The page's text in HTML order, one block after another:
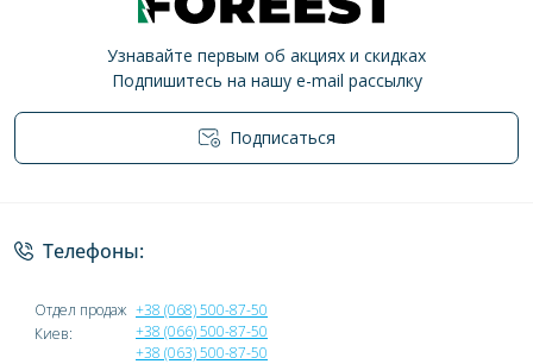
Узнавайте первым об акциях и скидках
Подпишитесь на нашу e-mail рассылку
Подписаться
Политика конфиденциальности
Телефоны:
Отдел продаж
Киев:
+38 (068) 500-87-50
+38 (066) 500-87-50
+38 (063) 500-87-50